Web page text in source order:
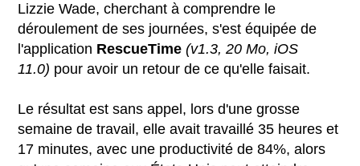
Lizzie Wade, cherchant à comprendre le
déroulement de ses journées, s'est équipée de
l'application RescueTime (v1.3, 20 Mo, iOS
11.0) pour avoir un retour de ce qu'elle faisait.
Le résultat est sans appel, lors d'une grosse
semaine de travail, elle avait travaillé 35 heures et
17 minutes, avec une productivité de 84%, alors